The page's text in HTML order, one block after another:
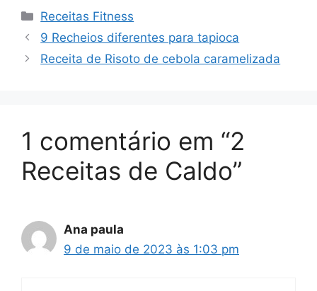
Categorias
Receitas Fitness
9 Recheios diferentes para tapioca
Receita de Risoto de cebola caramelizada
1 comentário em “2
Receitas de Caldo”
Ana paula
9 de maio de 2023 às 1:03 pm